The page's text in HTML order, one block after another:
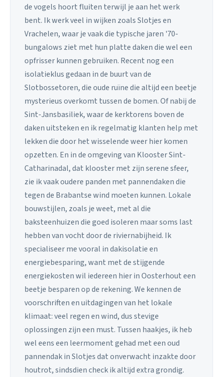
de vogels hoort fluiten terwijl je aan het werk
bent. Ik werk veel in wijken zoals Slotjes en
Vrachelen, waar je vaak die typische jaren '70-
bungalows ziet met hun platte daken die wel een
opfrisser kunnen gebruiken. Recent nog een
isolatieklus gedaan in de buurt van de
Slotbossetoren, die oude ruïne die altijd een beetje
mysterieus overkomt tussen de bomen. Of nabij de
Sint-Jansbasiliek, waar de kerktorens boven de
daken uitsteken en ik regelmatig klanten help met
lekken die door het wisselende weer hier komen
opzetten. En in de omgeving van Klooster Sint-
Catharinadal, dat klooster met zijn serene sfeer,
zie ik vaak oudere panden met pannendaken die
tegen de Brabantse wind moeten kunnen. Lokale
bouwstijlen, zoals je weet, met al die
baksteenhuizen die goed isoleren maar soms last
hebben van vocht door de riviernabijheid. Ik
specialiseer me vooral in dakisolatie en
energiebesparing, want met de stijgende
energiekosten wil iedereen hier in Oosterhout een
beetje besparen op de rekening. We kennen de
voorschriften en uitdagingen van het lokale
klimaat: veel regen en wind, dus stevige
oplossingen zijn een must. Tussen haakjes, ik heb
wel eens een leermoment gehad met een oud
pannendak in Slotjes dat onverwacht inzakte door
houtrot, sindsdien check ik altijd extra grondig.